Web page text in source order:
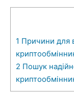
1 Причини для
2 Пошук